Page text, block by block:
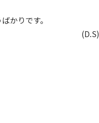
かりです。
(D.S)